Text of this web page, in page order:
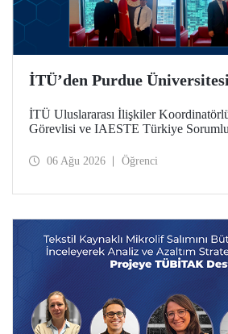
İTÜ’den Purdue
İTÜ Uluslararası İlişkiler
Görevlisi ve IAESTE Türkiye
Temmuz tarihlerinde ABD’de
06 Ağu 2026 Öğrenci